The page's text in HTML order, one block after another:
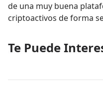
de una muy buena
criptoactivos de forma
Te Puede